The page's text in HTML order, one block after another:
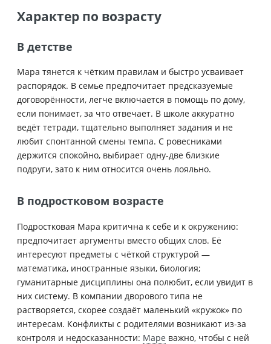
Характер по возрасту
В детстве
Мара тянется к чётким правилам и быстро усваивает
распорядок. В семье предпочитает предсказуемые
договорённости, легче включается в помощь по дому,
если понимает, за что отвечает. В школе аккуратно
ведёт тетради, тщательно выполняет задания и не
любит спонтанной смены темпа. С ровесниками
держится спокойно, выбирает одну-две близкие
подруги, зато к ним относитcя очень лояльно.
В подростковом возрасте
Подростковая Мара критична к себе и к окружению:
предпочитает аргументы вместо общих слов. Её
интересуют предметы с чёткой структурой —
математика, иностранные языки, биология;
гуманитарные дисциплины она полюбит, если увидит в
них систему. В компании дворового типа не
растворяется, скорее создаёт маленький «кружок» по
интересам. Конфликты с родителями возникают из-за
контроля и недосказанности: Маре важно, чтобы с ней